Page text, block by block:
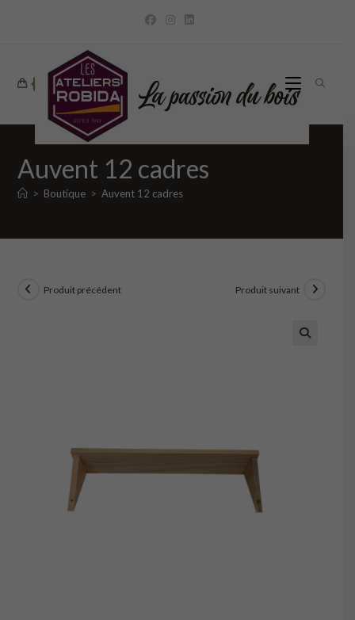
Auvent 12 cadres
> Boutique > Auvent 12 cadres
Produit précédent Produit suivant